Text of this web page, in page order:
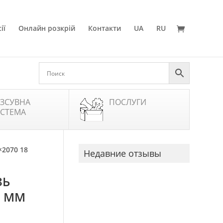
Онлайн розкрій Контакти UA RU
ПОСЛУГИ
18
ММ
Недавние отзывы